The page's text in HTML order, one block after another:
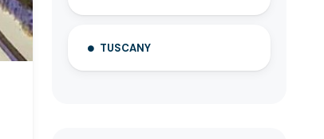
TUSCANY